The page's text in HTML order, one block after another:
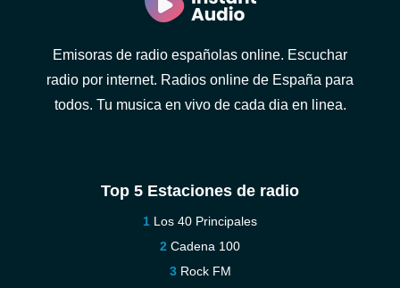
Emisoras de radio españolas online. Escuchar
radio por internet. Radios online de España para
todos. Tu musica en vivo de cada dia en linea.
Top 5 Estaciones de radio
Los 40 Principales
Cadena 100
Rock FM